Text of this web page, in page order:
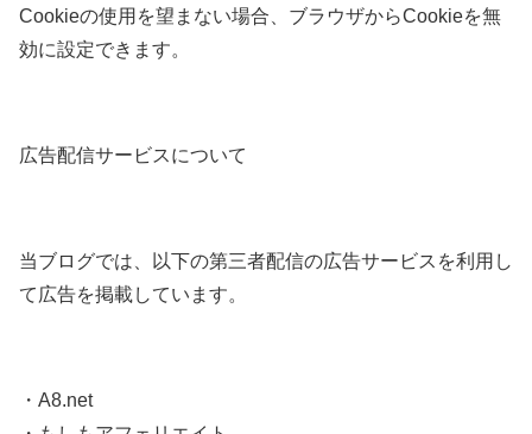
Cookieの使用を望まない場合、ブラウザからCookieを無
効に設定できます。
広告配信サービスについて
当ブログでは、以下の第三者配信の広告サービスを利用し
て広告を掲載しています。
・A8.net